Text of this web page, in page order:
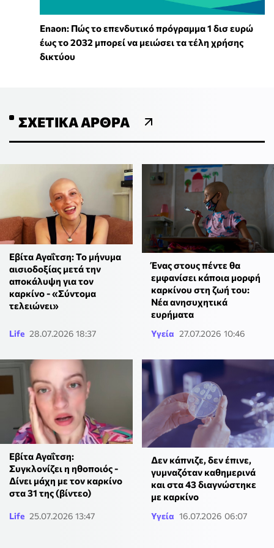
Enaon: Πώς το επενδυτικό πρόγραμμα 1 δισ ευρώ
έως το 2032 μπορεί να μειώσει τα τέλη χρήσης
δικτύου
ΣΧΕΤΙΚΆ ΆΡΘΡΑ
Εβίτα Αγαΐτση: Το μήνυμα
αισιοδοξίας μετά την
αποκάλυψη για τον
καρκίνο - «Σύντομα
τελειώνει»
Life 28.07.2026 18:37
Ένας στους πέντε θα
εμφανίσει κάποια μορφή
καρκίνου στη ζωή του:
Νέα ανησυχητικά
ευρήματα
Υγεία 27.07.2026 10:46
Εβίτα Αγαΐτση:
Συγκλονίζει η ηθοποιός -
Δίνει μάχη με τον καρκίνο
στα 31 της (βίντεο)
Life 25.07.2026 13:47
Δεν κάπνιζε, δεν έπινε,
γυμναζόταν καθημερινά
και στα 43 διαγνώστηκε
με καρκίνο
Υγεία 16.07.2026 06:07